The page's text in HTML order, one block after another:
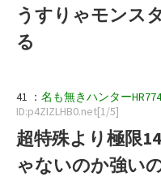
うすりゃモンス
る
41 ： 名も無きハンター
ID:p4ZIZLHB0.net[1/5]
超特殊より極限
ゃないのか強い